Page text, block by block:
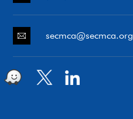
secmca@secmca.org